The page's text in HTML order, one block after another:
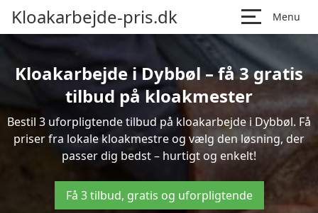
Kloakarbejde-pris.dk Menu
Kloakarbejde i Dybbøl – få 3 gratis
tilbud på kloakmester
Bestil 3 uforpligtende tilbud på kloakarbejde i Dybbøl. Få
priser fra lokale kloakmestre og vælg den løsning, der
passer dig bedst – hurtigt og enkelt!
Få 3 tilbud, gratis og uforpligtende